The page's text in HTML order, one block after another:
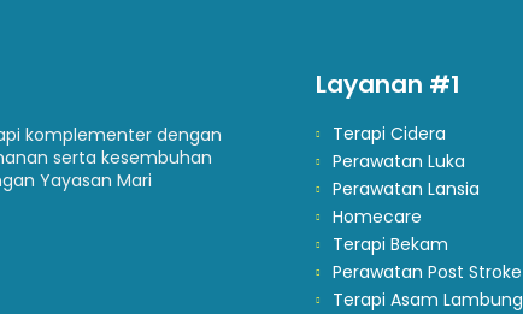
komplementer dengan
serta kesembuhan
Yayasan Mari
Layanan #1
Terapi Cidera
Perawatan Luka
Perawatan Lansia
Homecare
Terapi Bekam
Perawatan Post Stroke
Terapi Asam Lambung